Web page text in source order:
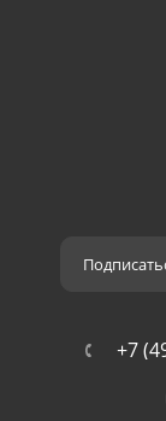
+7